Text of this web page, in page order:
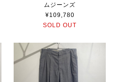
ムジーンズ
¥109,780
SOLD OUT